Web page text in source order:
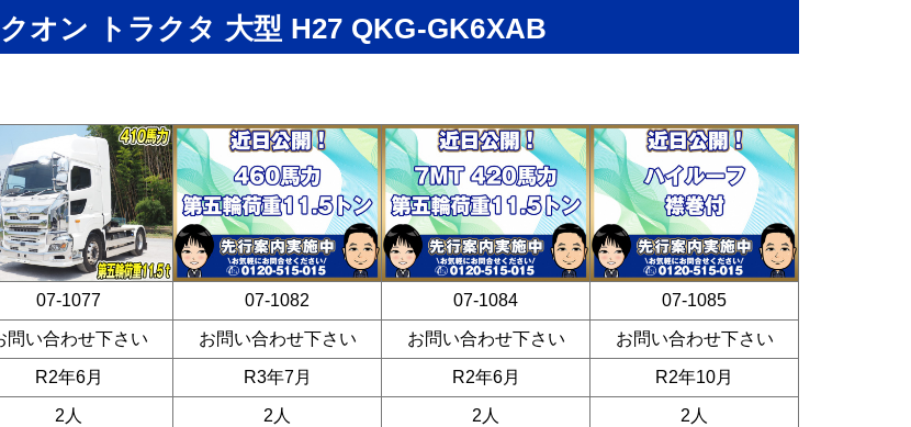
オン トラクタ 大型 H27 QKG-GK6XAB
07-1077 07-1082 07-1084 07-1085
問い合わせ下さい お問い合わせ下さい お問い合わせ下さい お問い合わせ下さい
R2年6月 R3年7月 R2年6月 R2年10月
2人 2人 2人 2人